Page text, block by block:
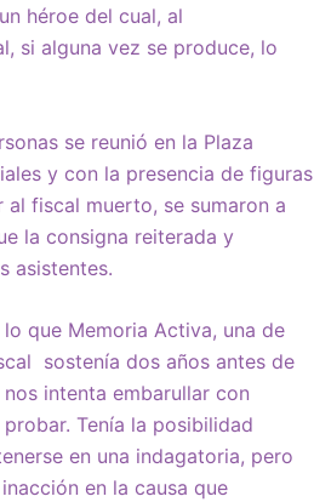
héroe del cual, al
si alguna vez se produce, lo
se reunió en la Plaza
y con la presencia de figuras
al fiscal muerto, se sumaron a
la consigna reiterada y
asistentes.
que Memoria Activa, una de
sostenía dos años antes de
intenta embarullar con
Tenía la posibilidad
en una indagatoria, pero
en la causa que